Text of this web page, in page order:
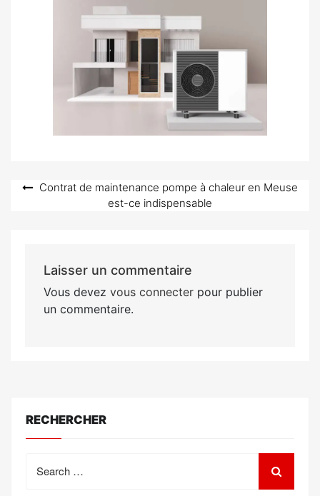
Navigation
Contrat de maintenance pompe à chaleur en Meuse
est-ce indispensable
Laisser un commentaire
Vous devez vous connecterpour publier
un commentaire.
RECHERCHER
for: